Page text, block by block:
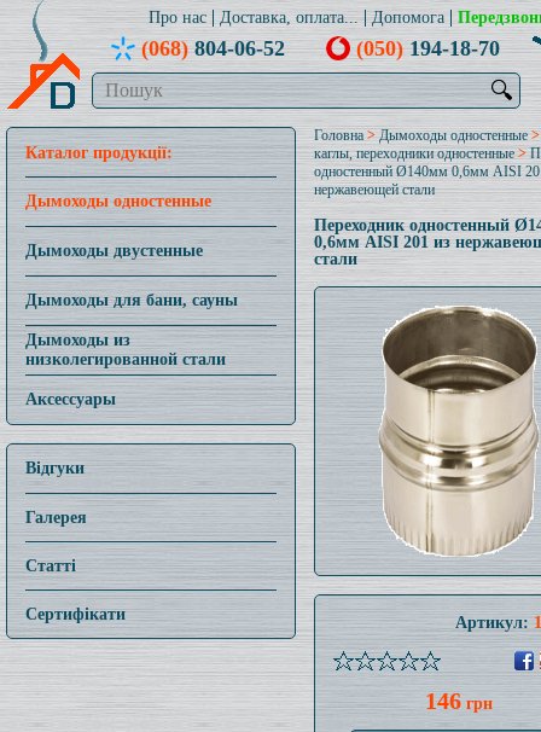
Про нас Доставка, оплата... Допомога
(068)804-06-52 (050)194-18-70
🔍
Каталог продукції:
Дымоходы одностенные
Дымоходы двустенные
Дымоходы для бани, сауны
Дымоходы из
низколегированной стали
Аксессуары
Відгуки
Галерея
Статті
Сертифікати
Головна > Дымоходы одностенные
каглы, переходники одностенные>
одностенный Ø140мм 0,6мм AISI
нержавеющей стали
Переходник одностенный
0,6мм AISI 201 из
стали
Артикул:
146 грн